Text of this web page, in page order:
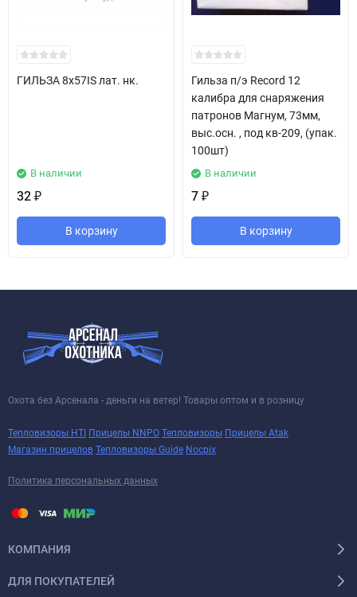
ГИЛЬЗА 8х57IS лат. нк.
В наличии
32 ₽
В корзину
Гильза п/э Record 12
калибра для снаряжения
патронов Магнум, 73мм,
выс.осн. , под кв-209, (упак.
100шт)
В наличии
7 ₽
В корзину
Охота без Арсенала - деньги на ветер! Товары оптом и в розницу
Тепловизоры HTI Прицелы NNPO Тепловизоры Прицелы Atak
Магазин прицелов Тепловизоры Guide Nocpix
Политика персональных данных
КОМПАНИЯ
ДЛЯ ПОКУПАТЕЛЕЙ